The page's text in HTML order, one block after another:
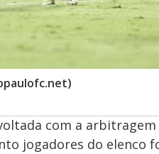
com a arbitragem
jogadores do elenco